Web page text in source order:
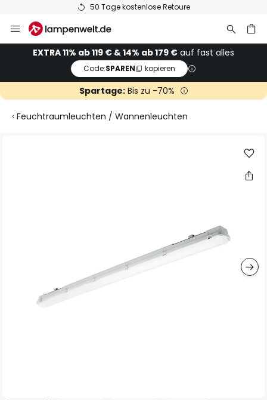
50 Tage kostenlose Retoure
Inhalt
springenEXTRA 11% ab 119 € & 14% ab 179 € auf fast alles
Code:SPAREN kopieren
Spartage:Bis zu -70%
Feuchtraumleuchten / Wannenleuchten